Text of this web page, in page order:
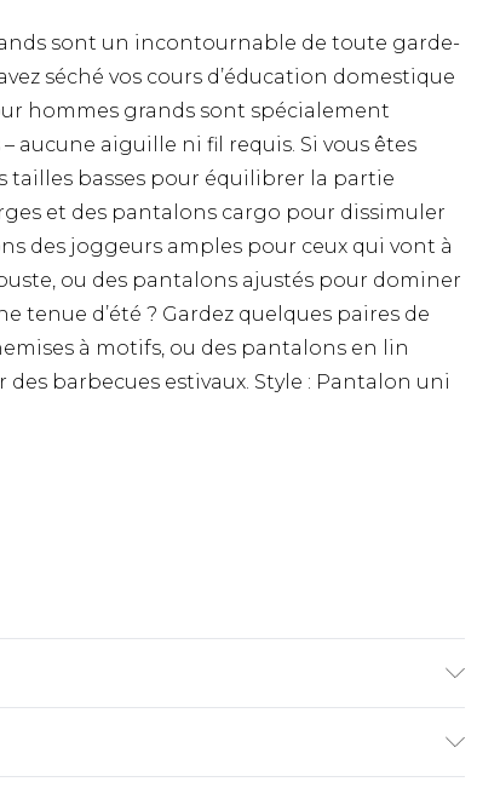
sont un incontournable de toute garde-
séché vos cours d’éducation domestique
hommes grands sont spécialement
aucune aiguille ni fil requis. Si vous êtes
tailles basses pour équilibrer la partie
et des pantalons cargo pour dissimuler
des joggeurs amples pour ceux qui vont à
ou des pantalons ajustés pour dominer
tenue d’été ? Gardez quelques paires de
à motifs, ou des pantalons en lin
barbecues estivaux. Style : Pantalon uni